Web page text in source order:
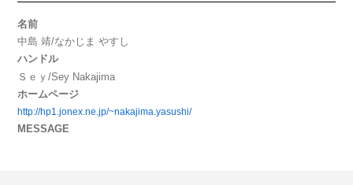
名前
中島 靖/なかじま やすし
ハンドル
Ｓｅｙ/Sey Nakajima
ホームページ
http://hp1.jonex.ne.jp/~nakajima.yasushi/
MESSAGE